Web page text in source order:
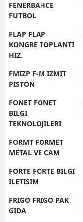
FENERBAHCE
FUTBOL
FLAP FLAP
KONGRE TOPLANTI
HIZ.
FMIZP F-M IZMIT
PISTON
FONET FONET
BILGI
TEKNOLOJILERI
FORMT FORMET
METAL VE CAM
FORTE FORTE BILGI
ILETISIM
FRIGO FRIGO PAK
GIDA